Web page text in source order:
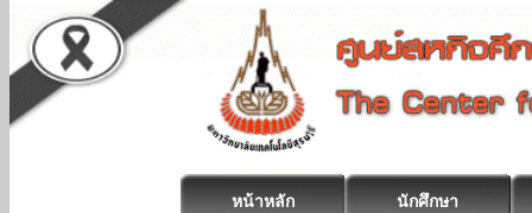
หน้าหลัก นักศึกษา